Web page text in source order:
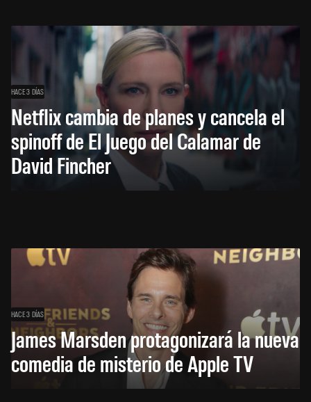
HACE 3 DÍAS
Netflix cambia de planes y cancela el
spinoff de El Juego del Calamar de
David Fincher
HACE 3 DÍAS
James Marsden protagonizará la nueva
comedia de misterio de Apple TV